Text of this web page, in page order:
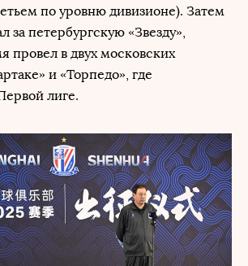
по уровню дивизионе). Затем
за петербургскую «Звезду»,
провел в двух московских
и «Торпедо», где
лиге.